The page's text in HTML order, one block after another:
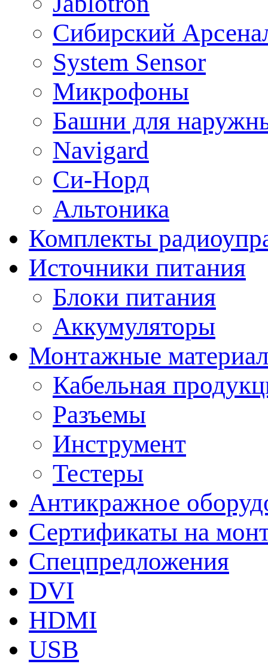
Сибирский
System Sensor
Микрофоны
Башни для
Navigard
Си-Норд
Альтоника
Комплекты
Источники питания
Блоки питания
Аккумуляторы
Монтажные
Кабельная
Разъемы
Инструмент
Тестеры
Антикражное
Сертификаты на
Спецпредложения
DVI
HDMI
USB